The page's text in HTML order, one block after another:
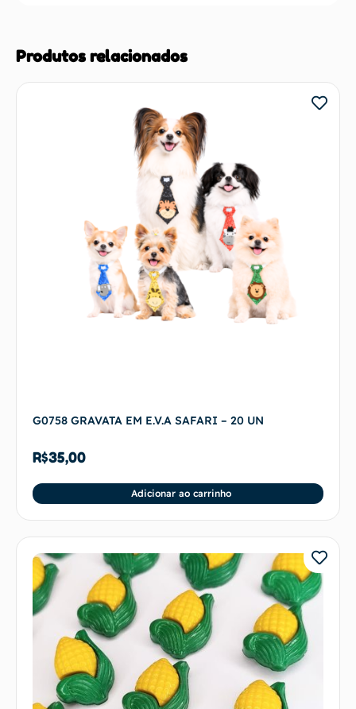
Produtos relacionados
G0758 GRAVATA EM E.V.A SAFARI – 20 UN
R$35,00
Adicionar ao carrinho